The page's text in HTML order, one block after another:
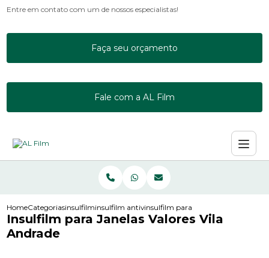
Entre em contato com um de nossos especialistas!
Faça seu orçamento
Fale com a AL Film
HomeCategoriasinsulfilminsulfilm antivandalismoinsulfilm para janelas valores vila
Insulfilm para Janelas Valores Vila
Andrade